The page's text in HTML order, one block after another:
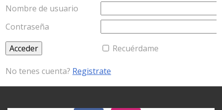
Nombre de usuario
Contraseña
Recuérdame
No tenes cuenta? Registrate